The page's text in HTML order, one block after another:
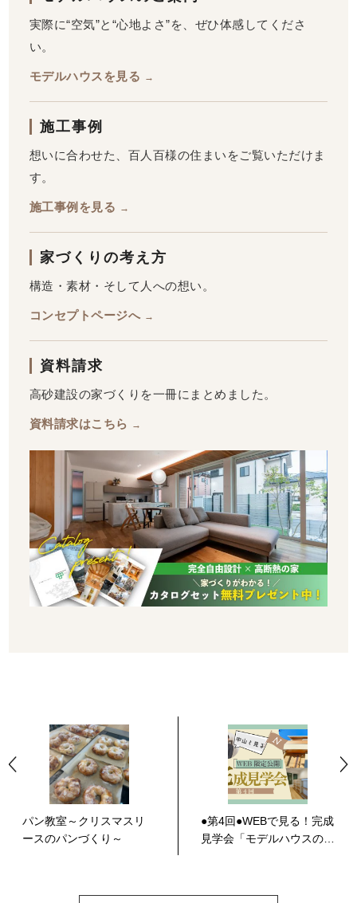
実際に“空気”と“心地よさ”を、ぜひ体感してくださ
い。
モデルハウスを見る →
施工事例
想いに合わせた、百人百様の住まいをご覧いただけま
す。
施工事例を見る →
家づくりの考え方
構造・素材・そして人への想い。
コンセプトページへ →
資料請求
高砂建設の家づくりを一冊にまとめました。
資料請求はこちら →
パン教室～クリスマスリ
ースのパンづくり～
●第4回●WEBで見る！完成
見学会「モデルハウスの要